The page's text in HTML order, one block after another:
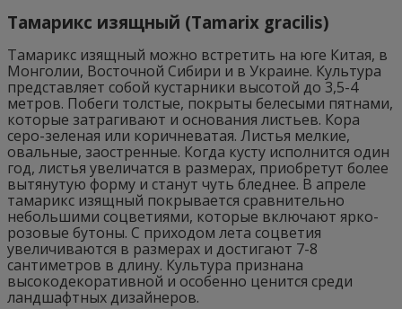
Тамарикс изящный (Tamarix gracilis)
Тамарикс изящный можно встретить на юге Китая, в
Монголии, Восточной Сибири и в Украине. Культура
представляет собой кустарники высотой до 3,5-4
метров. Побеги толстые, покрыты белесыми пятнами,
которые затрагивают и основания листьев. Кора
серо-зеленая или коричневатая. Листья мелкие,
овальные, заостренные. Когда кусту исполнится один
год, листья увеличатся в размерах, приобретут более
вытянутую форму и станут чуть бледнее. В апреле
тамарикс изящный покрывается сравнительно
небольшими соцветиями, которые включают ярко-
розовые бутоны. С приходом лета соцветия
увеличиваются в размерах и достигают 7-8
сантиметров в длину. Культура признана
высокодекоративной и особенно ценится среди
ландшафтных дизайнеров.